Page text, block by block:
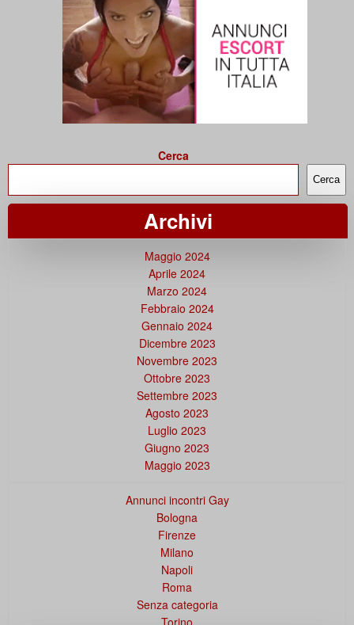
Cerca
Cerca
Archivi
Maggio 2024
Aprile 2024
Marzo 2024
Febbraio 2024
Gennaio 2024
Dicembre 2023
Novembre 2023
Ottobre 2023
Settembre 2023
Agosto 2023
Luglio 2023
Giugno 2023
Maggio 2023
Annunci incontri Gay
Bologna
Firenze
Milano
Napoli
Roma
Senza categoria
Torino